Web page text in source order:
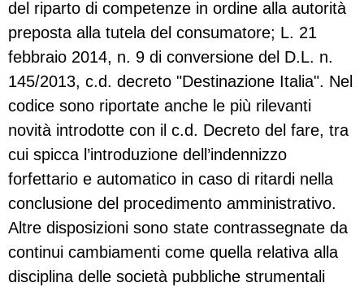
del riparto di competenze in ordine alla autorità
preposta alla tutela del consumatore; L. 21
febbraio 2014, n. 9 di conversione del D.L. n.
145/2013, c.d. decreto "Destinazione Italia". Nel
codice sono riportate anche le più rilevanti
novità introdotte con il c.d. Decreto del fare, tra
cui spicca l’introduzione dell’indennizzo
forfettario e automatico in caso di ritardi nella
conclusione del procedimento amministrativo.
Altre disposizioni sono state contrassegnate da
continui cambiamenti come quella relativa alla
disciplina delle società pubbliche strumentali